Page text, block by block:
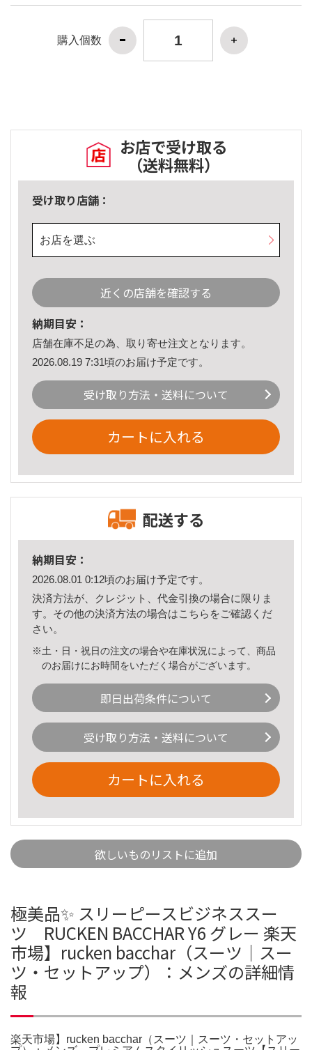
購入個数
お店で受け取る
（送料無料）
受け取り店舗：
お店を選ぶ
近くの店舗を確認する
納期目安：
店舗在庫不足の為、取り寄せ注文となります。
2026.08.19 7:31頃のお届け予定です。
受け取り方法・送料について
カートに入れる
配送する
納期目安：
2026.08.01 0:12頃のお届け予定です。
決済方法が、クレジット、代金引換の場合に限りま
す。その他の決済方法の場合はこちら をご確認くだ
さい。
※土・日・祝日の注文の場合や在庫状況によって、商品
のお届けにお時間をいただく場合がございます。
即日出荷条件について
受け取り方法・送料について
カートに入れる
欲しいものリストに追加
極美品✨ スリーピースビジネススー
ツ RUCKEN BACCHAR Y6 グレー 楽天
市場】rucken bacchar（スーツ｜スー
ツ・セットアップ）：メンズの詳細情
報
楽天市場】rucken bacchar（スーツ｜スーツ・セットアッ